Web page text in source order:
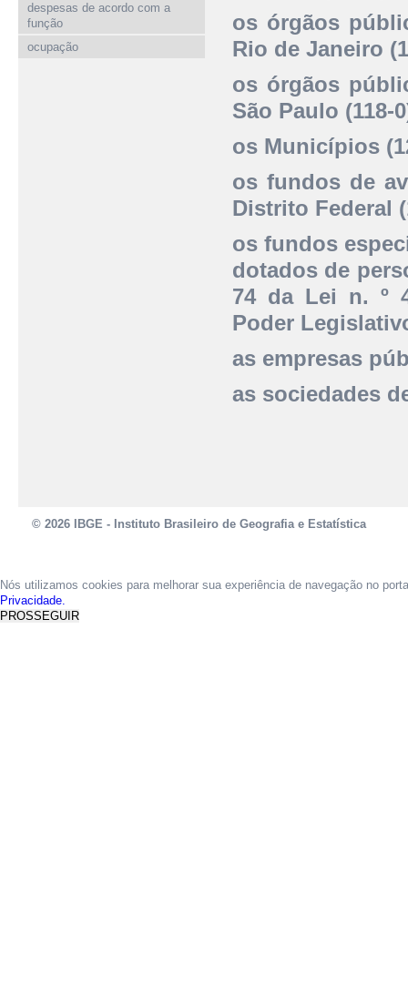
despesas de acordo com a
função
ocupação
os órgãos
Rio de Janeiro
os órgãos
São Paulo (118-
os Municípios
os fundos de
Distrito Federal
os fundos
dotados de
74 da Lei n. º
Poder
as empresas
as sociedades
© 2026 IBGE - Instituto Brasileiro de Geografia e Estatística
Nós utilizamos cookies para melhorar sua experiência de navegação no
Privacidade.
PROSSEGUIR